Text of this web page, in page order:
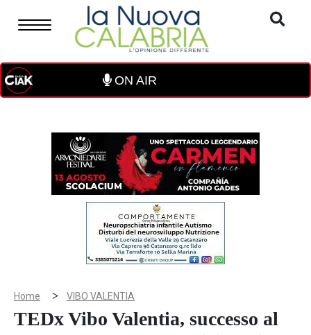
ON AIR
Home > VIBO VALENTIA
TEDx Vibo Valentia, successo al